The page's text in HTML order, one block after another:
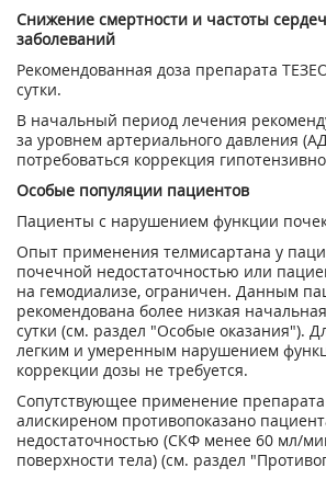
Снижение смертности и частоты
заболеваний
Рекомендованная доза препарата
сутки.
В начальный период лечения
за уровнем артериального давления
потребоваться коррекция
Особые популяции пациентов
Пациенты с нарушением функции
Опыт применения телмисартана у
почечной недостаточностью или
на гемодиализе, ограничен. Данным
рекомендована более низкая
сутки (см. раздел "Особые оказания").
легким и умеренным нарушением
коррекции дозы не требуется.
Сопутствующее применение
алискиреном противопоказано
недостаточностью (СКФ менее 60 мл/
поверхности тела) (см. раздел